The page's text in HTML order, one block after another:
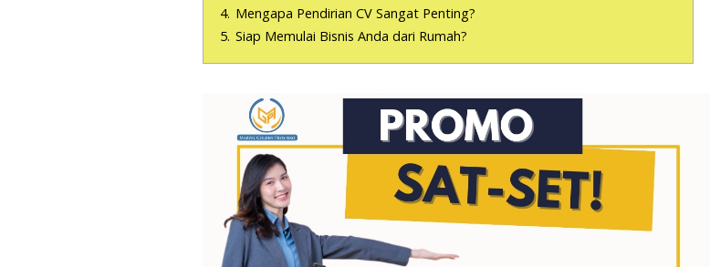
4. Mengapa Pendirian CV Sangat Penting?
5. Siap Memulai Bisnis Anda dari Rumah?